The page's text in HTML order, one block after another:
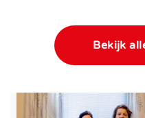
Bekijk